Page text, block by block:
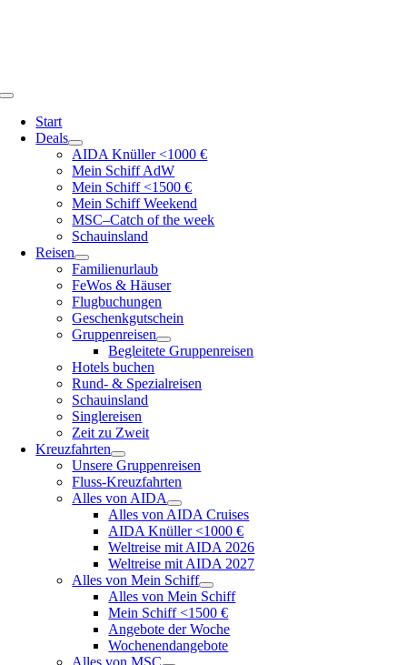
Toggle
Navigation
Start
Deals
AIDA Knüller <1000 €
Mein Schiff AdW
Mein Schiff <1500 €
Mein Schiff Weekend
MSC–Catch of the week
Schauinsland
Reisen
Familienurlaub
FeWos & Häuser
Flugbuchungen
Geschenkgutschein
Gruppenreisen
Begleitete Gruppenreisen
Hotels buchen
Rund- & Spezialreisen
Schauinsland
Singlereisen
Zeit zu Zweit
Kreuzfahrten
Unsere Gruppenreisen
Fluss-Kreuzfahrten
Alles von AIDA
Alles von AIDA Cruises
AIDA Knüller <1000 €
Weltreise mit AIDA 2026
Weltreise mit AIDA 2027
Alles von Mein Schiff
Alles von Mein Schiff
Mein Schiff <1500 €
Angebote der Woche
Wochenendangebote
Alles von MSC